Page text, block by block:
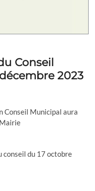
Conseil
2023
Conseil Municipal aura
conseil du 17 octobre